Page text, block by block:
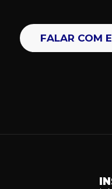
FALAR COM